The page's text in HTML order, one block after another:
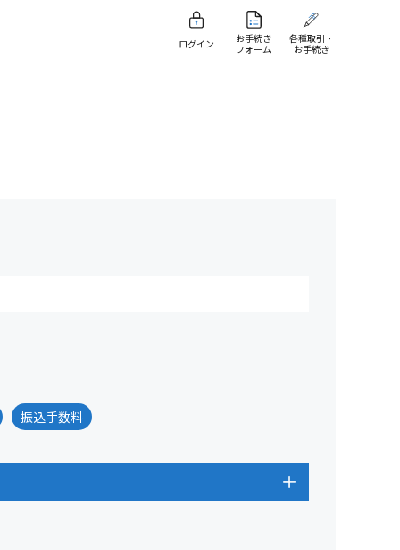
ログイン
お手続き
フォーム
各種取引・
お手続き
振込手数料